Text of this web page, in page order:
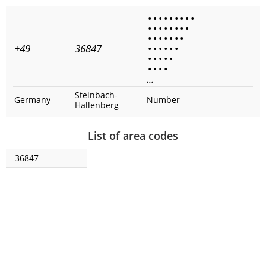
+49 36847
• • • • • • • • •
• • • • • • • •
• • • • • • •
• • • • • •
• • • • •
• • • •
...
Germany
Steinbach-
Hallenberg
Number
List of area codes
36847